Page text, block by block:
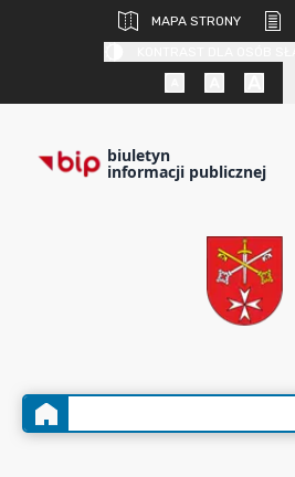
MAPA STRONY
biuletyn
informacji publicznej